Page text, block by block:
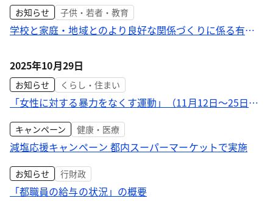
お知らせ 子供・若者・教育
学校と家庭・地域とのより良好な関係づくりに係る有識
2025年10月29日
お知らせ くらし・住まい
「女性に対する暴力をなくす運動」（11月12日～25日）
キャンペーン 健康・医療
減塩応援キャンペーン 都内スーパーマーケットで実施
お知らせ 行財政
「都職員の給与の状況」の概要